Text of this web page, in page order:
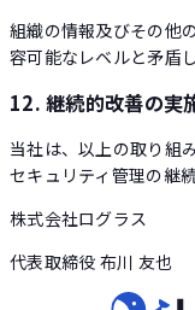
組織の情報及びその他
容可能なレベルと矛盾
12. 継続的改善の実
当社は、以上の取り組
セキュリティ管理の継
株式会社ログラス
代表取締役 布川 友也